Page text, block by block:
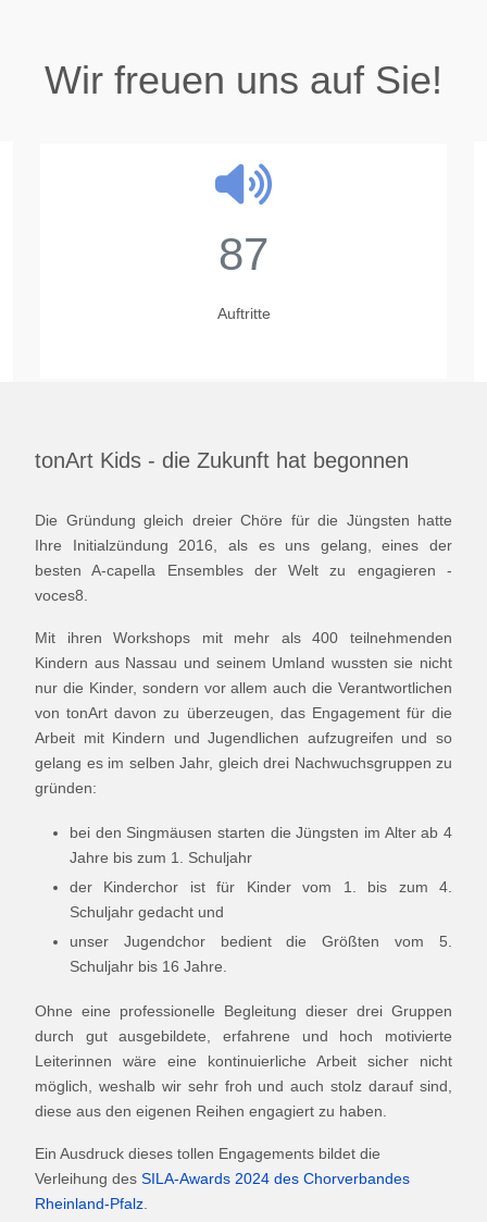
Wir freuen uns auf Sie!
87
Auftritte
tonArt Kids - die Zukunft hat begonnen
Die Gründung gleich dreier Chöre für die Jüngsten hatte
Ihre Initialzündung 2016, als es uns gelang, eines der
besten A-capella Ensembles der Welt zu engagieren -
voces8.
Mit ihren Workshops mit mehr als 400 teilnehmenden
Kindern aus Nassau und seinem Umland wussten sie nicht
nur die Kinder, sondern vor allem auch die Verantwortlichen
von tonArt davon zu überzeugen, das Engagement für die
Arbeit mit Kindern und Jugendlichen aufzugreifen und so
gelang es im selben Jahr, gleich drei Nachwuchsgruppen zu
gründen:
bei den Singmäusen starten die Jüngsten im Alter ab 4
Jahre bis zum 1. Schuljahr
der Kinderchor ist für Kinder vom 1. bis zum 4.
Schuljahr gedacht und
unser Jugendchor bedient die Größten vom 5.
Schuljahr bis 16 Jahre.
Ohne eine professionelle Begleitung dieser drei Gruppen
durch gut ausgebildete, erfahrene und hoch motivierte
Leiterinnen wäre eine kontinuierliche Arbeit sicher nicht
möglich, weshalb wir sehr froh und auch stolz darauf sind,
diese aus den eigenen Reihen engagiert zu haben.
Ein Ausdruck dieses tollen Engagements bildet die
Verleihung des SILA-Awards 2024 des Chorverbandes
Rheinland-Pfalz